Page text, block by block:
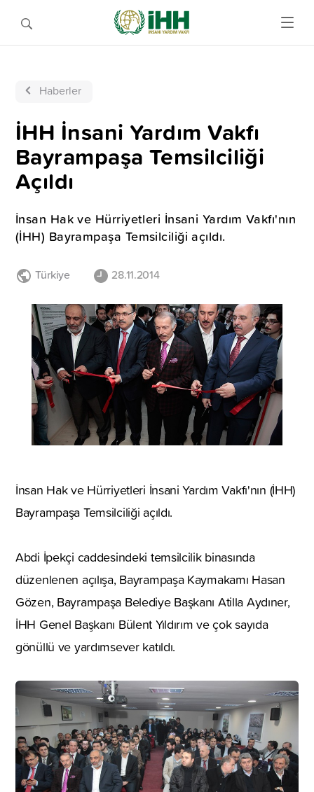
Haberler
İHH İnsani Yardım Vakfı
Bayrampaşa Temsilciliği
Açıldı
İnsan Hak ve Hürriyetleri İnsani Yardım Vakfı'nın
(İHH) Bayrampaşa Temsilciliği açıldı.
Türkiye 28.11.2014
İnsan Hak ve Hürriyetleri İnsani Yardım Vakfı'nın (İHH)
Bayrampaşa Temsilciliği açıldı.
Abdi İpekçi caddesindeki temsilcilik binasında
düzenlenen açılışa, Bayrampaşa Kaymakamı Hasan
Gözen, Bayrampaşa Belediye Başkanı Atilla Aydıner,
İHH Genel Başkanı Bülent Yıldırım ve çok sayıda
gönüllü ve yardımsever katıldı.